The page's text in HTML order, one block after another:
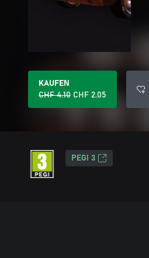
KAUFEN
CHF 4.10 CHF 2.05
PEGI 3